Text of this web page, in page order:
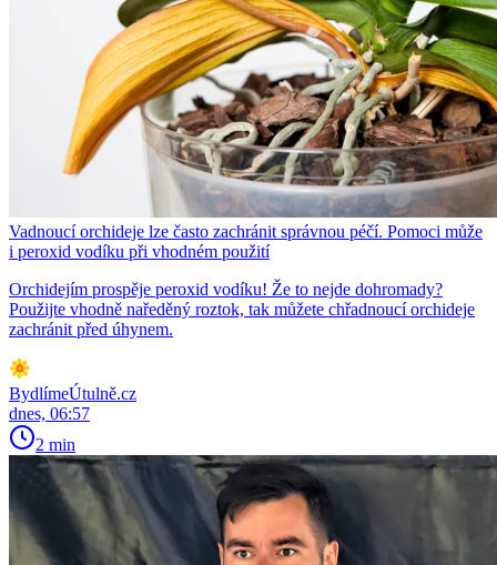
Vadnoucí orchideje lze často zachránit správnou péčí. Pomoci může
i peroxid vodíku při vhodném použití
Orchidejím prospěje peroxid vodíku! Že to nejde dohromady?
Použijte vhodně naředěný roztok, tak můžete chřadnoucí orchideje
zachránit před úhynem.
BydlímeÚtulně.cz
dnes, 06:57
2 min